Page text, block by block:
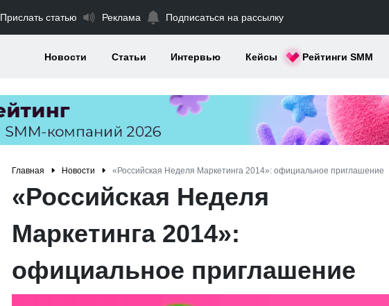
Прислать статью Реклама Подписаться на рассылку
Новости Статьи Интервью Кейсы Рейтинги SMM
Главная Новости «Российская Неделя Маркетинга 2014»: официальное приглашение
«Российская Неделя
Маркетинга 2014»:
официальное приглашение